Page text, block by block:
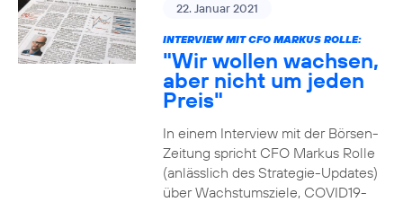
22. Januar 2021
INTERVIEW MIT CFO MARKUS ROLLE:
"Wir wollen wachsen,
aber nicht um jeden
Preis"
In einem Interview mit der Börsen-
Zeitung spricht CFO Markus Rolle
(anlässlich des Strategie-Updates)
über Wachstumsziele, COVID19-